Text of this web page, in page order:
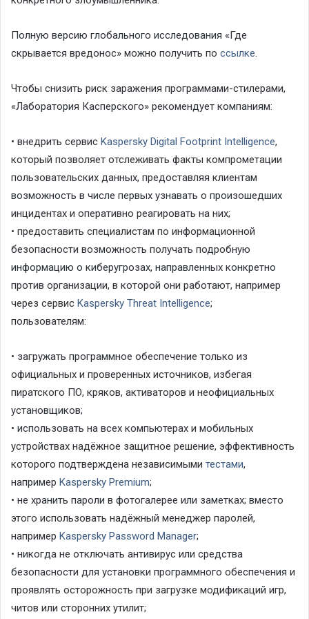
Полную версию глобального исследования «Где
скрывается вредонос» можно получить по ссылке.
Чтобы снизить риск заражения программами-стилерами,
«Лаборатория Касперского» рекомендует компаниям:
• внедрить сервис Kaspersky Digital Footprint Intelligence,
который позволяет отслеживать факты компрометации
пользовательских данных, предоставляя клиентам
возможность в числе первых узнавать о произошедших
инцидентах и оперативно реагировать на них;
• предоставить специалистам по информационной
безопасности возможность получать подробную
информацию о киберугрозах, направленных конкретно
против организации, в которой они работают, например
через сервис Kaspersky Threat Intelligence;
пользователям:
• загружать программное обеспечение только из
официальных и проверенных источников, избегая
пиратского ПО, кряков, активаторов и неофициальных
установщиков;
• использовать на всех компьютерах и мобильных
устройствах надёжное защитное решение, эффективность
которого подтверждена независимыми тестами,
например Kaspersky Premium;
• не хранить пароли в фотогалерее или заметках; вместо
этого использовать надёжный менеджер паролей,
например Kaspersky Password Manager;
• никогда не отключать антивирус или средства
безопасности для установки программного обеспечения и
проявлять осторожность при загрузке модификаций игр,
читов или сторонних утилит;